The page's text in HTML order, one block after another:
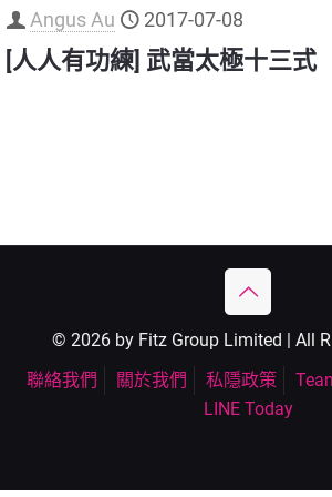
Angus Au 2017-07-08
[人人有功練] 武當太極十三式
© 2026 by Fitz Group Limited | All
聯絡我們
關於我們 私隱政策
LINE Today